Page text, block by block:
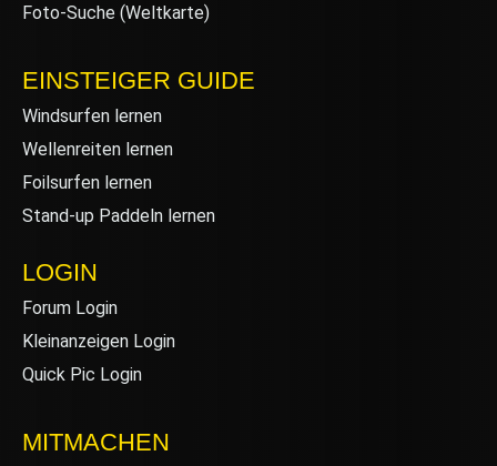
Foto-Suche (Weltkarte)
EINSTEIGER GUIDE
Windsurfen lernen
Wellenreiten lernen
Foilsurfen lernen
Stand-up Paddeln lernen
LOGIN
Forum Login
Kleinanzeigen Login
Quick Pic Login
MITMACHEN